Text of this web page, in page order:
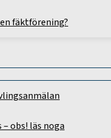
fäktförening?
obs! läs noga